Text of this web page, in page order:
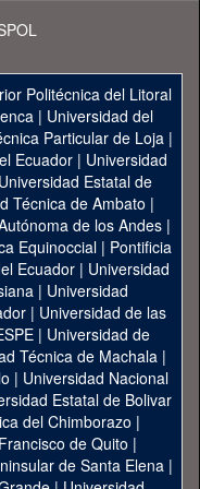
Politécnica del Litoral
| Universidad del
Particular de Loja|
Ecuador| Universidad
Universidad Estatal de
Técnica de Ambato |
de los Andes|
Equinoccial| Pontificia
Ecuador | Universidad
| Universidad
| Universidad de las
| Universidad de
Técnica de Machala|
| Universidad Nacional
Estatal de Bolivar
del Chimborazo |
de Quito |
de Santa Elena|